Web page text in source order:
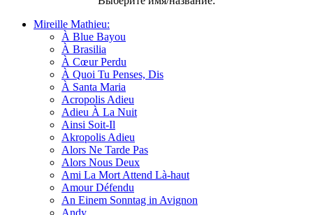
Mireille Mathieu:
À Blue Bayou
À Brasilia
À Cœur Perdu
À Quoi Tu Penses, Dis
À Santa Maria
Acropolis Adieu
Adieu À La Nuit
Ainsi Soit-Il
Akropolis Adieu
Alors Ne Tarde Pas
Alors Nous Deux
Ami La Mort Attend Là-haut
Amour Défendu
An Einem Sonntag in Avignon
Andy